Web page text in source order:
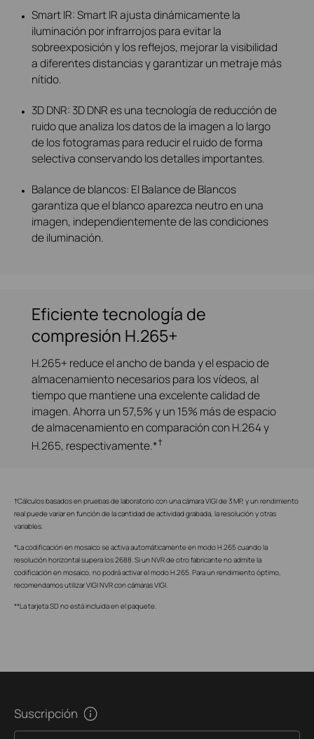
Smart IR: Smart IR ajusta dinámicamente la
iluminación por infrarrojos para evitar la
sobreexposición y los reflejos, mejorar la visibilidad
a diferentes distancias y garantizar un metraje más
nítido.
3D DNR: 3D DNR es una tecnología de reducción de
ruido que analiza los datos de la imagen a lo largo
de los fotogramas para reducir el ruido de forma
selectiva conservando los detalles importantes.
Balance de blancos: El Balance de Blancos
garantiza que el blanco aparezca neutro en una
imagen, independientemente de las condiciones
de iluminación.
Eficiente tecnología de
compresión H.265+
H.265+ reduce el ancho de banda y el espacio de
almacenamiento necesarios para los vídeos, al
tiempo que mantiene una excelente calidad de
imagen. Ahorra un 57,5% y un 15% más de espacio
de almacenamiento en comparación con H.264 y
H.265, respectivamente.*†
†Cálculos basados en pruebas de laboratorio con una cámara VIGI de 3 MP, y un rendimiento
real puede variar en función de la cantidad de actividad grabada, la resolución y otras
variables.
*La codificación en mosaico se activa automáticamente en modo H.265 cuando la
resolución horizontal supera los 2688. Si un NVR de otro fabricante no admite la
codificación en mosaico, no podrá activar el modo H.265. Para un rendimiento óptimo,
recomendamos utilizar VIGI NVR con cámaras VIGI.
**La tarjeta SD no está incluida en el paquete.
Suscripción